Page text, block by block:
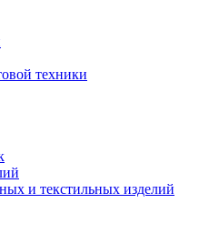
техники
и текстильных изделий